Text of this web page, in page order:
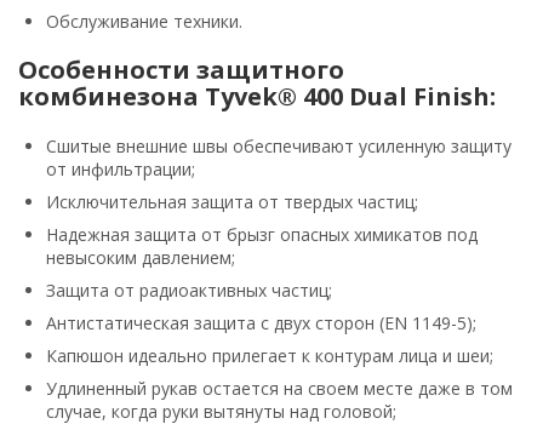
Обслуживание техники.
Особенности защитного
комбинезона Tyvek® 400 Dual Finish:
Сшитые внешние швы обеспечивают усиленную защиту
от инфильтрации;
Исключительная защита от твердых частиц;
Надежная защита от брызг опасных химикатов под
невысоким давлением;
Защита от радиоактивных частиц;
Антистатическая защита с двух сторон (EN 1149-5);
Капюшон идеально прилегает к контурам лица и шеи;
Удлиненный рукав остается на своем месте даже в том
случае, когда руки вытянуты над головой;